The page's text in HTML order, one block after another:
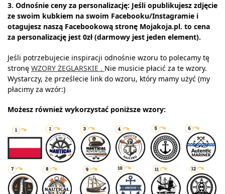
3. Odnośnie ceny za personalizację: Jeśli opublikujesz zdjęcie
ze swoim kubkiem na swoim Facebooku/Instagramie i
otagujesz naszą Facebookową stronę Mojakoja.pl. to cena
za personalizację jest 0zł (darmowy jest jeden element).
Jeśli potrzebujecie inspiracji odnośnie wzoru to polecamy tę
stronę WZORY ŻEGLARSKIE . Nie musicie płacić za te wzory.
Wystarczy, że prześlecie link do wzoru, który mamy użyć (my
płacimy za wzór:)
Możesz również wykorzystać poniższe wzory: